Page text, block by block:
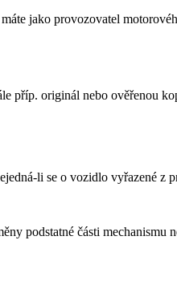
jako provozovatel
příp. originál nebo ověřenou
li se o vozidlo vyřazené z
podstatné části